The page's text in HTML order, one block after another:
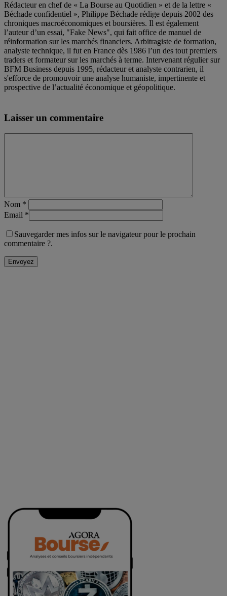
Rédacteur en chef de « La Bourse au Quotidien » et de la lettre «
Béchade confidentiel », Philippe Béchade rédige depuis 2002 des
chroniques macroéconomiques et boursières. Il est également
l’auteur d’un essai, "Fake News", qui fait office de manuel de
réinformation sur les marchés financiers. Arbitragiste de formation,
analyste technique, il fut en France dès 1986 l’un des tout premiers
traders et formateur sur les marchés à terme. Intervenant régulier sur
BFM Business depuis 1995, rédacteur et analyste contrarien, il
s'efforce de promouvoir une analyse humaniste, impertinente et
prospective de l’actualité économique et géopolitique.
Laisser un commentaire
Nom *
Email *
Sauvegarder mes infos sur le navigateur pour le prochain
commentaire ?.